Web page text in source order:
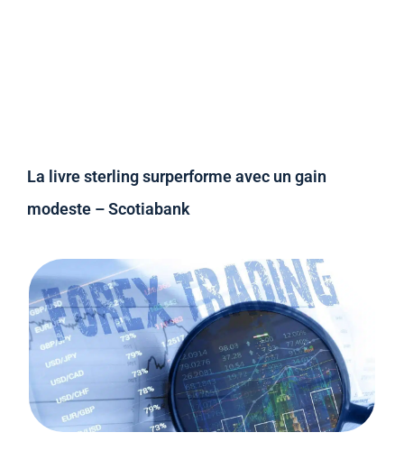
La livre sterling surperforme avec un gain
modeste – Scotiabank